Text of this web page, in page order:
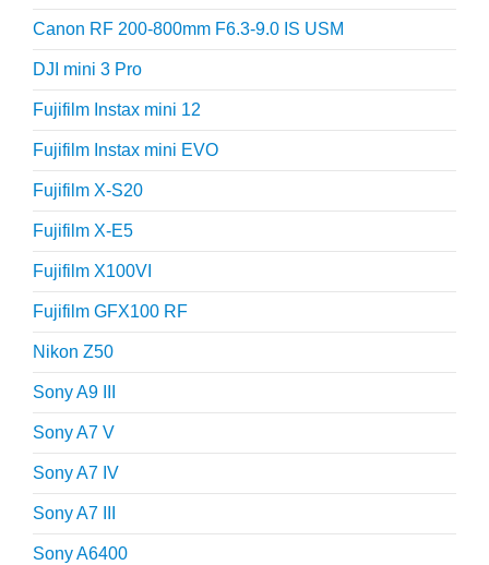
Canon RF 200-800mm F6.3-9.0 IS USM
DJI mini 3 Pro
Fujifilm Instax mini 12
Fujifilm Instax mini EVO
Fujifilm X-S20
Fujifilm X-E5
Fujifilm X100VI
Fujifilm GFX100 RF
Nikon Z50
Sony A9 III
Sony A7 V
Sony A7 IV
Sony A7 III
Sony A6400